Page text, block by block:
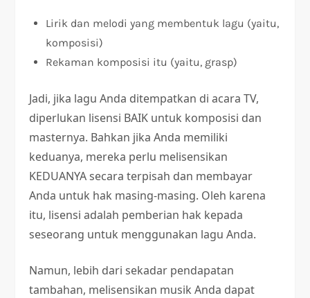
Lirik dan melodi yang membentuk lagu (yaitu,
komposisi)
Rekaman komposisi itu (yaitu, grasp)
Jadi, jika lagu Anda ditempatkan di acara TV,
diperlukan lisensi BAIK untuk komposisi dan
masternya. Bahkan jika Anda memiliki
keduanya, mereka perlu melisensikan
KEDUANYA secara terpisah dan membayar
Anda untuk hak masing-masing. Oleh karena
itu, lisensi adalah pemberian hak kepada
seseorang untuk menggunakan lagu Anda.
Namun, lebih dari sekadar pendapatan
tambahan, melisensikan musik Anda dapat